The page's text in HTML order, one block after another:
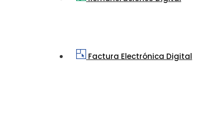
Factura Electrónica Digital